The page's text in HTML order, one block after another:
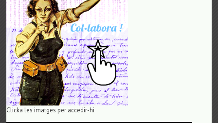
Clicka les imatges per accedir-hi